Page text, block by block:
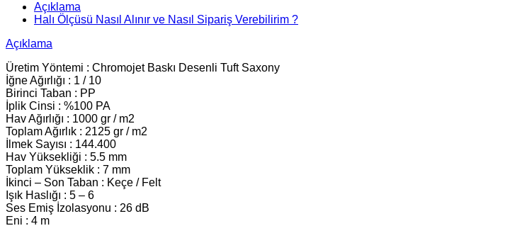
Açıklama
Halı Ölçüsü Nasıl Alınır ve Nasıl Sipariş Verebilirim ?
Açıklama
Üretim Yöntemi : Chromojet Baskı Desenli Tuft Saxony
İğne Ağırlığı : 1 / 10
Birinci Taban : PP
İplik Cinsi : %100 PA
Hav Ağırlığı : 1000 gr / m2
Toplam Ağırlık : 2125 gr / m2
İlmek Sayısı : 144.400
Hav Yüksekliği : 5.5 mm
Toplam Yükseklik : 7 mm
İkinci – Son Taban : Keçe / Felt
Işık Haslığı : 5 – 6
Ses Emiş İzolasyonu : 26 dB
Eni : 4 m